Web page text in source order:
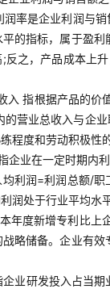
率是企业利润与
的指标，属于盈
之，产品成本上
入 指根据产品的价
营业总收入与企
程度和劳动积极
企业在一定时期内
利润=利润总额/
润处于行业平均
年度新增专利比上
略储备。企业有
企业研发投入占当